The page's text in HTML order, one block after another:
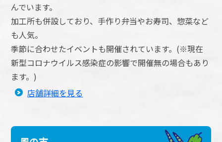
んでいます。
加工所も併設しており、手作り弁当やお寿司、惣菜など
も人気。
季節に合わせたイベントも開催されています。(※現在
新型コロナウイルス感染症の影響で開催無の場合もあり
ます。)
店舗詳細を見る